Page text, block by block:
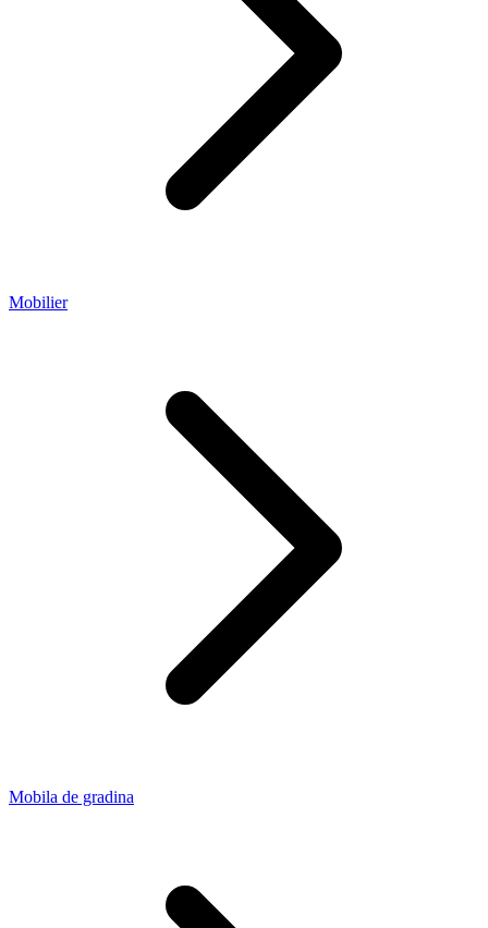
Mobilier
Mobila de gradina